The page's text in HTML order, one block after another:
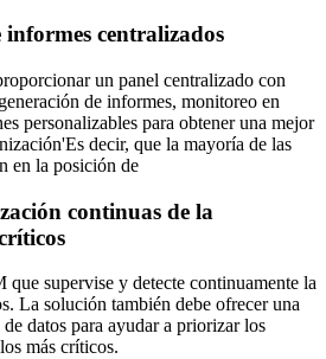
centralizados
un panel centralizado con
de informes, monitoreo en
personalizables para obtener una mejor
decir, que la mayoría de las
en la posición de
continuas de la
supervise y detecte continuamente la
La solución también debe ofrecer una
datos para ayudar a priorizar los
más críticos.